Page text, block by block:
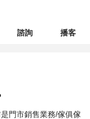
諮詢 播客
門市銷售業務/傢俱傢